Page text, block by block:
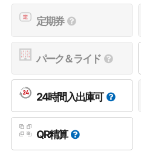
定期券
パーク＆ライド
24時間入出庫可
QR精算